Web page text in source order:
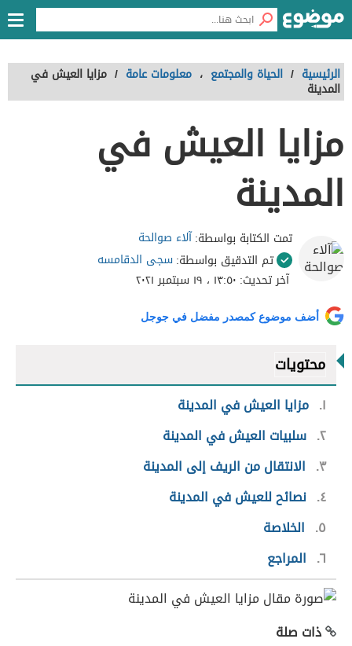
الرئيسية / الحياة والمجتمع ، معلومات عامة / مزايا العيش في
المدينة
مزايا العيش في
المدينة
تمت الكتابة بواسطة:آلاء صوالحة
تم التدقيق بواسطة:سجى الدقامسه
آخر تحديث: ١٣:٥٠ ، ١٩ سبتمبر ٢٠٢١
أضف موضوع كمصدر مفضل في جوجل
محتويات
١ مزايا العيش في المدينة
٢ سلبيات العيش في المدينة
٣
الانتقال من الريف إلى المدينة
٤ نصائح للعيش في المدينة
٥
الخلاصة
٦ المراجع
ذات صلة